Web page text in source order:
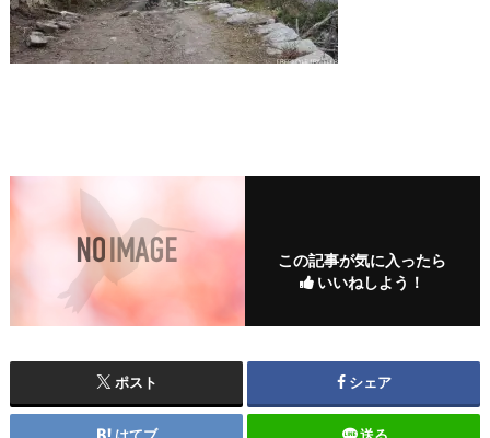
この記事が気に入ったら
いいねしよう！
ポスト シェア
はてブ 送る